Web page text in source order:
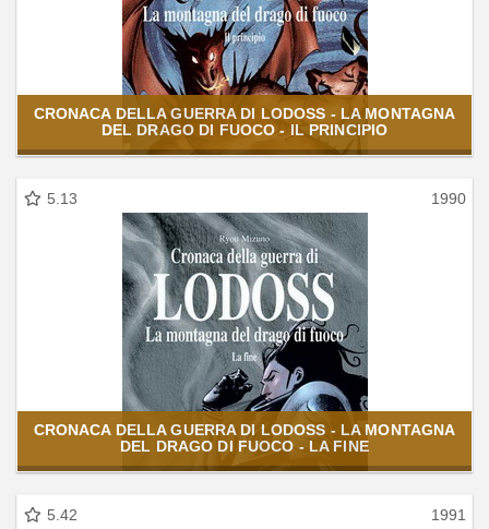
CRONACA DELLA GUERRA DI LODOSS - LA MONTAGNA
DEL DRAGO DI FUOCO - IL PRINCIPIO
5.13 1990
CRONACA DELLA GUERRA DI LODOSS - LA MONTAGNA
DEL DRAGO DI FUOCO - LA FINE
5.42 1991